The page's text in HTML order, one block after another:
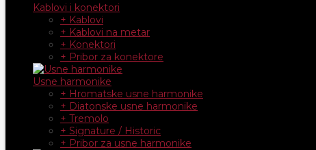
Kablovi i konektori
+ Kablovi
+ Kablovi na metar
+ Konektori
+ Pribor za konektore
Usne harmonike
+ Hromatske usne harmonike
+ Diatonske usne harmonike
+ Tremolo
+ Signature / Historic
+ Pribor za usne harmonike